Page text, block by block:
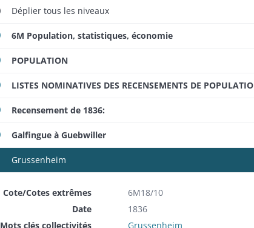
Dépliertous les niveaux
6M Population, statistiques, économie
POPULATION
LISTES NOMINATIVES DES RECENSEMENTS DE
Recensement de 1836:
Galfingue à Guebwiller
Grussenheim
Cote/Cotes extrêmes
6M18/10
Date
1836
Mots clés collectivités
Grussenheim